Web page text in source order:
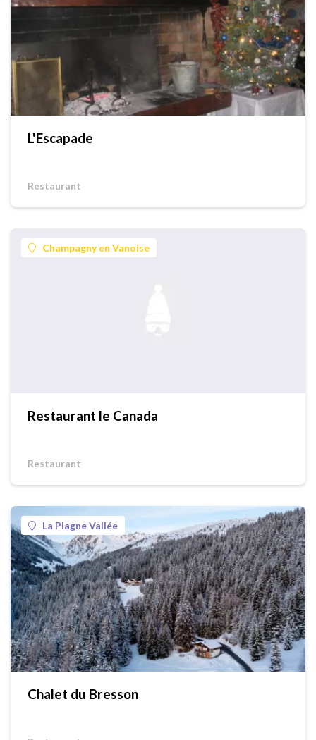
L'Escapade
Restaurant
Champagny en Vanoise
Restaurant le Canada
Restaurant
La Plagne Vallée
Chalet du Bresson